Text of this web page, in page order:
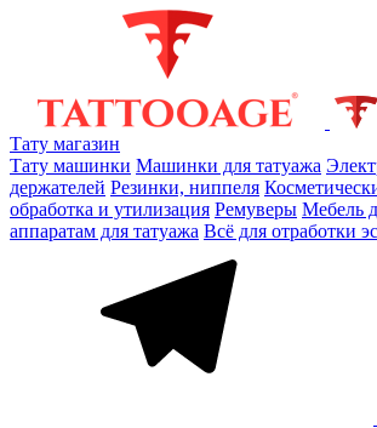
Тату магазин
Тату машинки Машинки для татуажа
держателей Резинки, ниппеля
обработка и утилизация Ремуверы Мебель
аппаратам для татуажа Всё для отработки